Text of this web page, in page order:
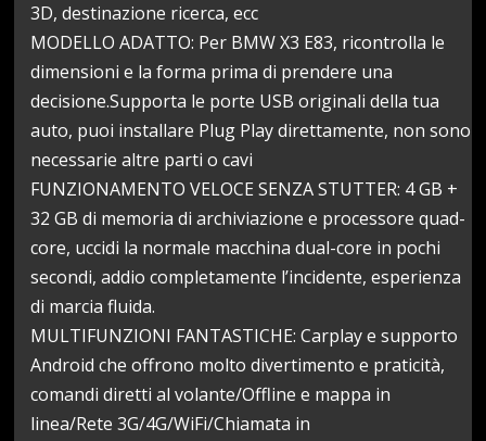
3D, destinazione ricerca, ecc
MODELLO ADATTO: Per BMW X3 E83, ricontrolla le
dimensioni e la forma prima di prendere una
decisione.Supporta le porte USB originali della tua
auto, puoi installare Plug Play direttamente, non sono
necessarie altre parti o cavi
FUNZIONAMENTO VELOCE SENZA STUTTER: 4 GB +
32 GB di memoria di archiviazione e processore quad-
core, uccidi la normale macchina dual-core in pochi
secondi, addio completamente l’incidente, esperienza
di marcia fluida.
MULTIFUNZIONI FANTASTICHE: Carplay e supporto
Android che offrono molto divertimento e praticità,
comandi diretti al volante/Offline e mappa in
linea/Rete 3G/4G/WiFi/Chiamata in